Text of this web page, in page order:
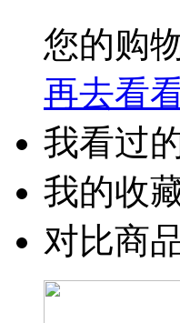
您的购
再去看
我看过
我的收
对比商